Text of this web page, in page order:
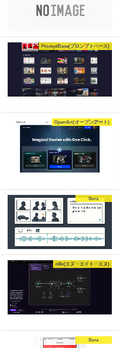
PromptBase(プロンプトベース)
OpenArt(オープンアート)
Sora
n8n(エヌ・エイト・エヌ)
Sora